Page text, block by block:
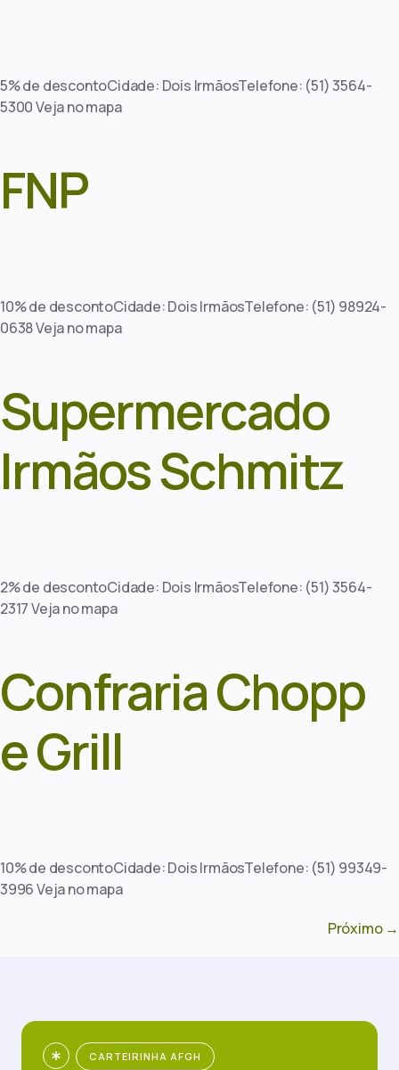
5% de descontoCidade: Dois IrmãosTelefone: (51) 3564-
5300 Veja no mapa
FNP
10% de descontoCidade: Dois IrmãosTelefone: (51) 98924-
0638 Veja no mapa
Supermercado
Irmãos Schmitz
2% de descontoCidade: Dois IrmãosTelefone: (51) 3564-
2317 Veja no mapa
Confraria Chopp
e Grill
10% de descontoCidade: Dois IrmãosTelefone: (51) 99349-
3996 Veja no mapa
Próximo →
CARTEIRINHA AFGH